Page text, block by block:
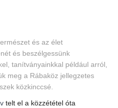
és az élet
és beszélgessünk
tanítványainkkal például arról,
meg a Rábaköz jellegzetes
közkinccsé.
telt el a közzététel óta